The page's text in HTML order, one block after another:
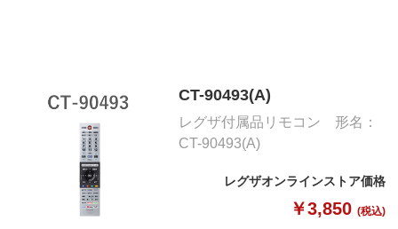
CT-90493(A)
レグザ付属品リモコン 形名：
CT-90493(A)
レグザオンラインストア価格
￥3,850 (税込)